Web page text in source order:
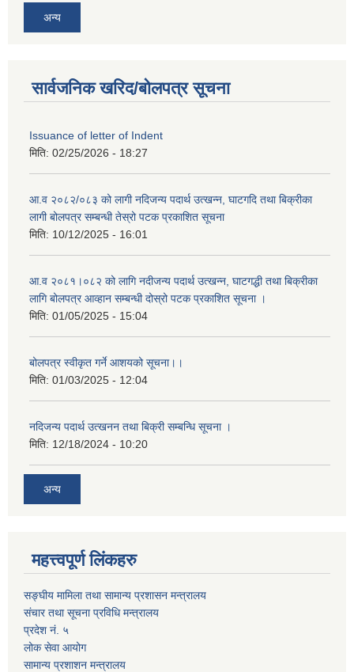
अन्य
सार्वजनिक खरिद/बोलपत्र सूचना
Issuance of letter of Indent
मिति: 02/25/2026 - 18:27
आ.व २०८२/०८३ को लागी नदिजन्य पदार्थ उत्खन्न, घाटगदि तथा बिक्रीका
लागी बोलपत्र सम्बन्धी तेस्रो पटक प्रकाशित सूचना
मिति: 10/12/2025 - 16:01
आ.व २०८१।०८२ को लागि नदीजन्य पदार्थ उत्खन्न, घाटगद्धी तथा बिक्रीका
लागि बोलपत्र आव्हान सम्बन्धी दोस्रो पटक प्रकाशित सूचना ।
मिति: 01/05/2025 - 15:04
बोलपत्र स्वीकृत गर्ने आशयको सूचना।।
मिति: 01/03/2025 - 12:04
नदिजन्य पदार्थ उत्खनन तथा बिक्री सम्बन्धि सूचना ।
मिति: 12/18/2024 - 10:20
अन्य
महत्त्वपूर्ण लिंकहरु
सङ्घीय मामिला तथा सामान्य प्रशासन मन्त्रालय
संचार तथा सूचना प्रविधि मन्त्रालय
प्रदेश नं. ५
लोक सेवा आयोग
सामान्य प्रशाशन मन्त्रालय